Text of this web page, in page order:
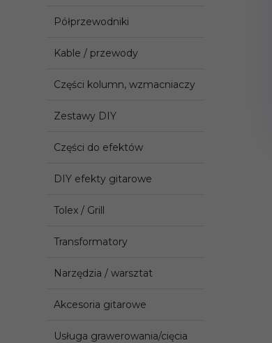
Półprzewodniki
Kable / przewody
Części kolumn, wzmacniaczy
Zestawy DIY
Części do efektów
DIY efekty gitarowe
Tolex / Grill
Transformatory
Narzędzia / warsztat
Akcesoria gitarowe
Usługa grawerowania/cięcia